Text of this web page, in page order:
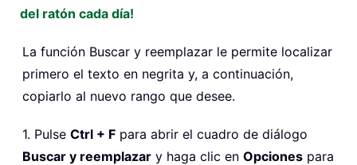
del ratón cada día!
La función Buscar y reemplazar le permite localizar
primero el texto en negrita y, a continuación,
copiarlo al nuevo rango que desee.
1. Pulse Ctrl + F para abrir el cuadro de diálogo
Buscar y reemplazar y haga clic en Opciones para